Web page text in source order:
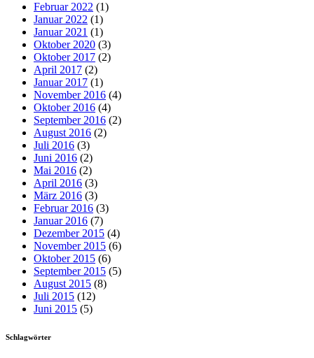
Februar 2022 (1)
Januar 2022 (1)
Januar 2021 (1)
Oktober 2020 (3)
Oktober 2017 (2)
April 2017 (2)
Januar 2017 (1)
November 2016 (4)
Oktober 2016 (4)
September 2016 (2)
August 2016 (2)
Juli 2016 (3)
Juni 2016 (2)
Mai 2016 (2)
April 2016 (3)
März 2016 (3)
Februar 2016 (3)
Januar 2016 (7)
Dezember 2015 (4)
November 2015 (6)
Oktober 2015 (6)
September 2015 (5)
August 2015 (8)
Juli 2015 (12)
Juni 2015 (5)
Schlagwörter